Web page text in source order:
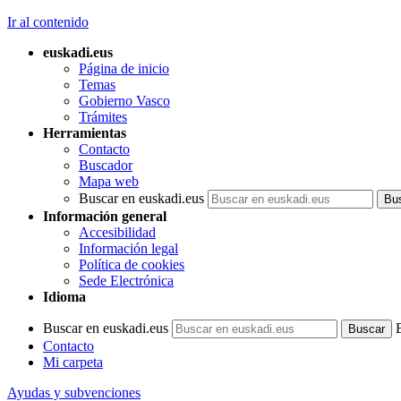
Ir al contenido
euskadi.eus
Página de inicio
Temas
Gobierno Vasco
Trámites
Herramientas
Contacto
Buscador
Mapa web
Buscar en euskadi.eus
Información general
Accesibilidad
Información legal
Política de cookies
Sede Electrónica
Idioma
Buscar en euskadi.eus
Contacto
Mi carpeta
Ayudas y subvenciones